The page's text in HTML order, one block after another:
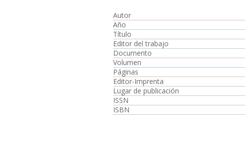
Autor
Año
Título
Editor del trabajo
Documento
Volumen
Páginas
Editor-Imprenta
Lugar de publicación
ISSN
ISBN